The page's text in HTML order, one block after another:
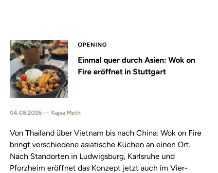
OPENING
Einmal quer durch Asien: Wok on
Fire eröffnet in Stuttgart
04.08.2026 — Kajsa Meth
Von Thailand über Vietnam bis nach China: Wok on Fire
bringt verschiedene asiatische Küchen an einen Ort.
Nach Standorten in Ludwigsburg, Karlsruhe und
Pforzheim eröffnet das Konzept jetzt auch im Vier-